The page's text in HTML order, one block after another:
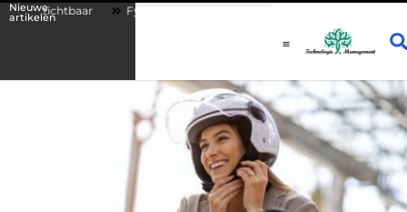
Nieuwe
artikelen Fysio Drachten: persoonlijke begeleiding bij lichamelijke